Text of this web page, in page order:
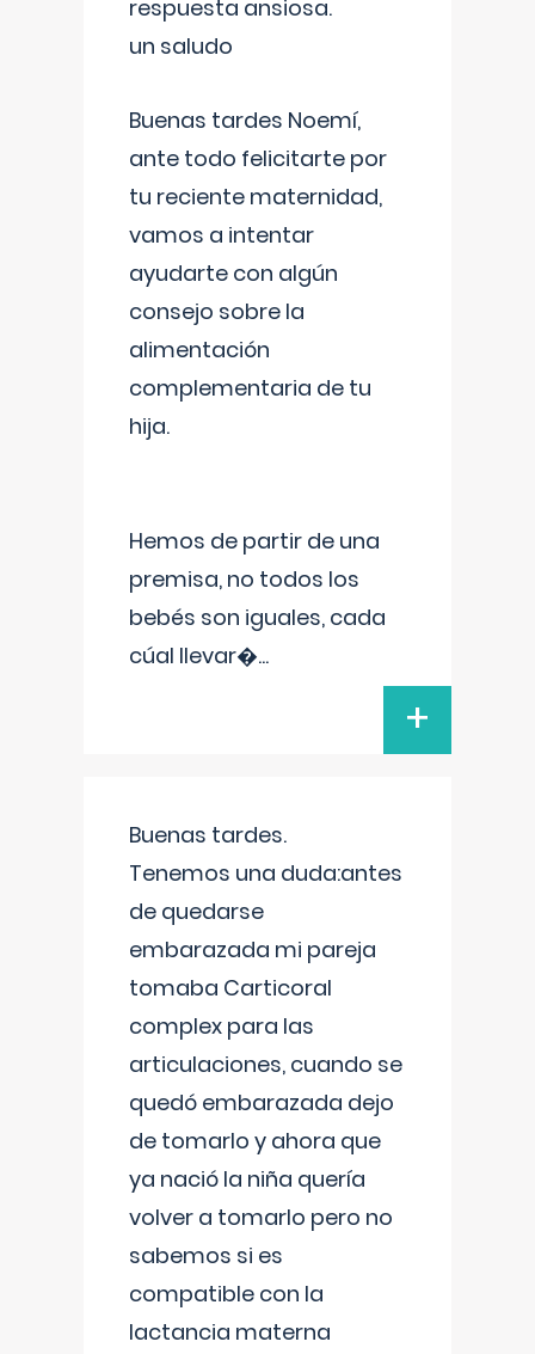
respuesta ansiosa.
un saludo
Buenas tardes Noemí,
ante todo felicitarte por
tu reciente maternidad,
vamos a intentar
ayudarte con algún
consejo sobre la
alimentación
complementaria de tu
hija.
Hemos de partir de una
premisa, no todos los
bebés son iguales, cada
cúal llevar�...
+
Buenas tardes.
Tenemos una duda:antes
de quedarse
embarazada mi pareja
tomaba Carticoral
complex para las
articulaciones, cuando se
quedó embarazada dejo
de tomarlo y ahora que
ya nació la niña quería
volver a tomarlo pero no
sabemos si es
compatible con la
lactancia materna